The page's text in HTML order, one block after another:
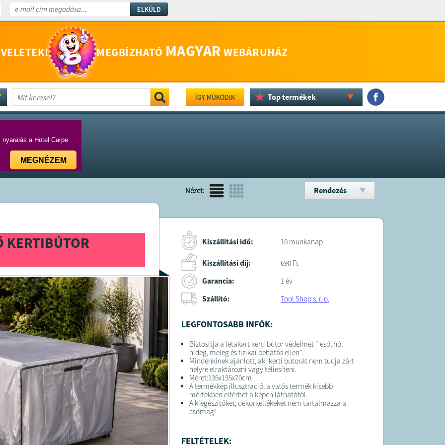
ELKÜLD
MEGBÍZHATÓ MAGYAR WEBÁRUHÁZ
ÍGY MŰKÖDIK Top termékek
a Hotel Carpe
MEGNÉZEM
Nézet: Rendezés
KERTIBÚTOR Kiszállítási idő: 10 munkanap
Kiszállítási díj:
690 Ft
Garancia:
1 év
Szállító:
Tool Shop s. r. o.
LEGFONTOSABB INFÓK:
Biztosítja a letakart kerti bútor védelmét " eső, hó,
hideg, meleg és fizikai behatás ellen".
Mindenkinek ajánlott, aki kerti bútorát nem tudja zárt
helyre elraktározni vagy téliesíteni.
Méret:135x135x70cm
A termékkép illusztráció, a valós termék kisebb
mértékben eltérhet a képen láthatótól.
A kiegészítőket, dekorkellékeket nem tartalmazza a
csomag!
FELTÉTELEK: